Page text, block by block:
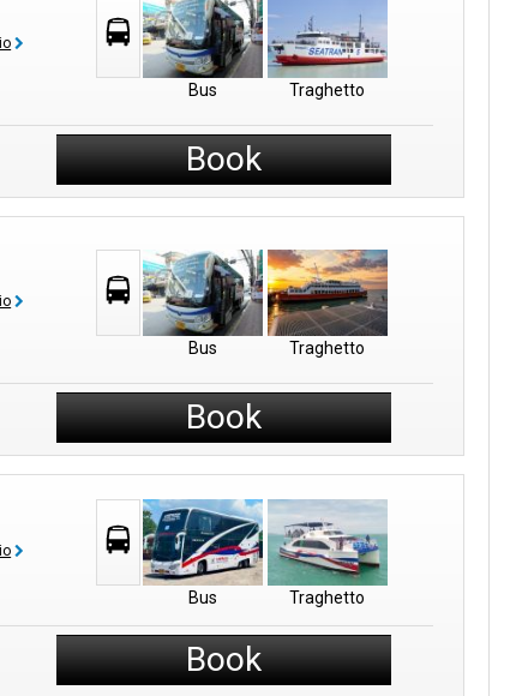
Bus Traghetto
Book
Bus Traghetto
Book
Bus Traghetto
Book